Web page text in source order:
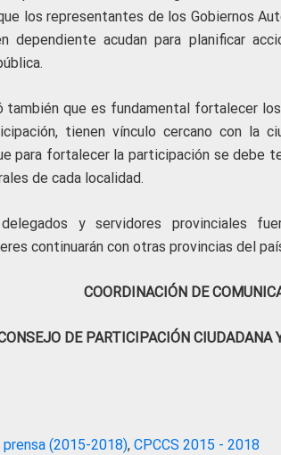
los representantes de los Gobiernos
dependiente acudan para planificar
también que es fundamental fortalecer
tienen vínculo cercano con la
para fortalecer la participación se debe
de cada localidad.
y servidores provinciales
continuarán con otras provincias del
COORDINACIÓN DE
DE PARTICIPACIÓN CIUDADANA
(2015-2018), CPCCS 2015 - 2018